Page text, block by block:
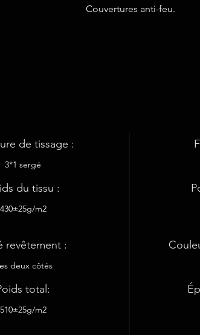
Couvertures anti-feu.
de tissage :
3*1 sergé
du tissu :
430±25g/m2
revêtement :
deux côtés
total:
510±25g/m2